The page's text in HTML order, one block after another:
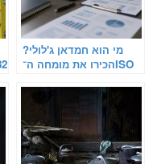
מי הוא חמדאן ג'לולי?
הכירו את מומחה ה־ISO